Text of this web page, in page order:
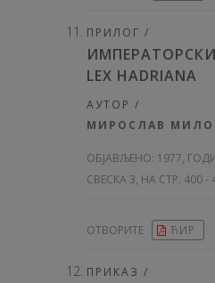
ПРИЛОГ /
LEX HADRIANA
АУТОР /
МИРОСЛАВ
ОБЈАВЉЕНО: 1977,
СВЕСКА 3, НА СТР. 400 -
ОТВОРИТЕ ЋИР
ПРИКАЗ /